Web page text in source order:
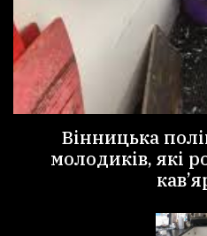
Вінницька
молодиків, які